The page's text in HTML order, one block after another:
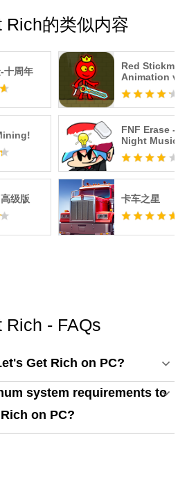
Rich的类似内容
十周年
Red
Animation vs
Stickman
FNF Erase -
Night Music
级版 卡车之星
Rich - FAQs
Get Rich on PC?
system requirements to
on PC?